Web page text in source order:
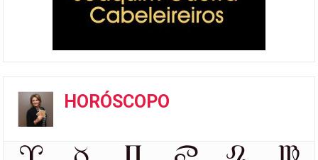
HORÓSCOPO